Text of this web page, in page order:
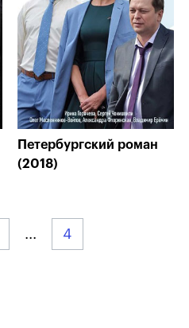
Петербургский роман
(2018)
... 4